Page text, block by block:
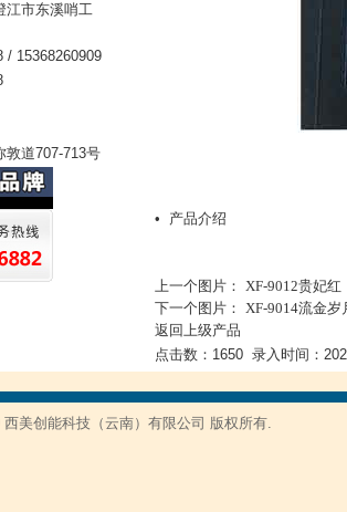
• 产品介绍
上一个图片： XF-9012贵妃红
下一个图片： XF-9014流金岁
返回上级产品
点击数：1650 录入时间：
江市东溪哨工
/ 15368260909
敦道707-713号
西美创能科技（云南）有限公司 版权所有.